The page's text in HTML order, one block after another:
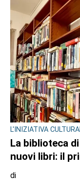
L'INIZIATIVA
La biblioteca
nuovi libri: il
di